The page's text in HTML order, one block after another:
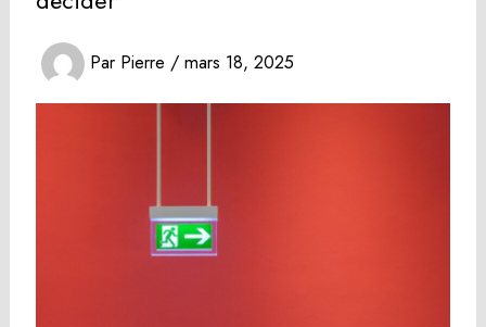
Par Pierre / mars 18, 2025